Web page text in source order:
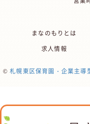
まなのもりとは
求人情報
©札幌東区保育園・企業主